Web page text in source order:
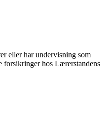
eller har undervisning som
forsikringer hos Lærerstandens